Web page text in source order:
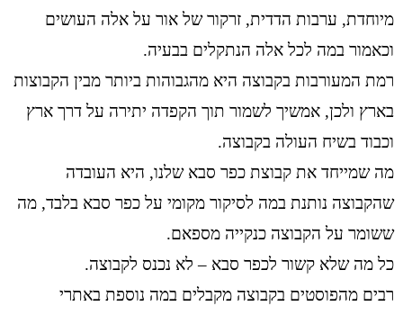
מיוחדת, ערבות הדדית, זרקור של אור על אלה העושים
וכאמור במה לכל אלה הנתקלים בבעיה.
רמת המעורבות בקבוצה היא מהגבוהות ביותר מבין הקבוצות
בארץ ולכן, אמשיך לשמור תוך הקפדה יתירה על דרך ארץ
וכבוד בשיח העולה בקבוצה.
מה שמייחד את קבוצת כפר סבא שלנו, היא העובדה
שהקבוצה נותנת במה לסיקור מקומי על כפר סבא בלבד, מה
ששומר על הקבוצה כנקייה מספאם.
כל מה שלא קשור לכפר סבא – לא נכנס לקבוצה.
רבים מהפוסטים בקבוצה מקבלים במה נוספת באתרי